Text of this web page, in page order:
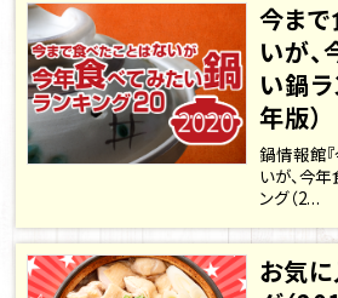
今ま
いが
い鍋
年版）
鍋情報館
いが、今
ング（2...
お気